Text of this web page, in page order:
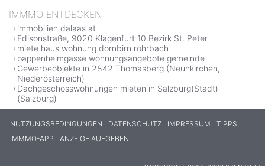
IMMMO ENTDECKEN
immobilien dalaas at
Edisonstraße, 9020 Klagenfurt 10.Bezirk St. Peter
miete haus wohnung dornbirn rohrbach
pappenheimgasse wohnungsangebote gemeinde
Gewerbeobjekte in 2842 Thomasberg (Neunkirchen,
Niederösterreich)
Dachgeschosswohnungen mieten in Salzburg(Stadt)
(Salzburg)
NUTZUNGSBEDINGUNGEN DATENSCHUTZ IMPRESSUM
TIPPS
IMMMO-APP
ANZEIGE AUFGEBEN